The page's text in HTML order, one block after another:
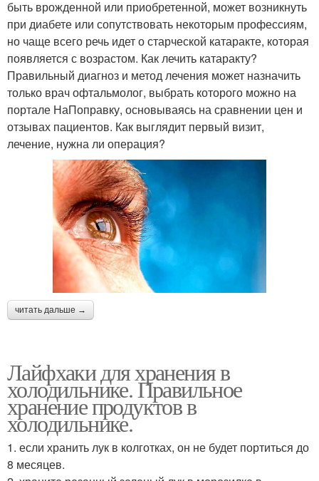
быть врожденной или приобретенной, может возникнуть
при диабете или сопутствовать некоторым профессиям,
но чаще всего речь идет о старческой катаракте, которая
появляется с возрастом. Как лечить катаракту?
Правильный диагноз и метод лечения может назначить
только врач офтальмолог, выбрать которого можно на
портале НаПоправку, основываясь на сравнении цен и
отзывах пациентов. Как выглядит первый визит,
лечение, нужна ли операция?
читать дальше →
Лайфхаки для хранения в
холодильнике. Правильное
хранение продуктов в
холодильнике.
1. если хранить лук в колготках, он не будет портиться до
8 месяцев.